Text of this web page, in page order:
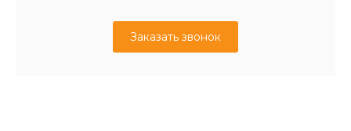
Заказать звонок